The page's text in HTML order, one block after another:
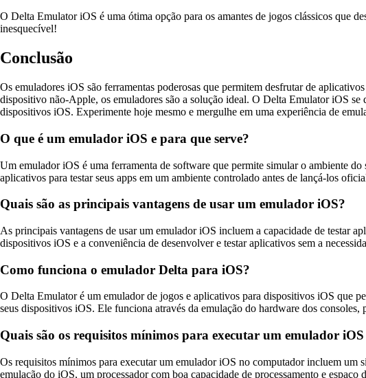
O Delta Emulator iOS é uma ótima opção para os amantes de jogos clássicos que
inesquecível!
Conclusão
Os emuladores iOS são ferramentas poderosas que permitem desfrutar de
dispositivo não-Apple, os emuladores são a solução ideal. O Delta Emulator iOS se
dispositivos iOS. Experimente hoje mesmo e mergulhe em uma experiência de
O que é um emulador iOS e para que serve?
Um emulador iOS é uma ferramenta de software que permite simular o ambiente
aplicativos para testar seus apps em um ambiente controlado antes de lançá-los
Quais são as principais vantagens de usar um emulador iOS?
As principais vantagens de usar um emulador iOS incluem a capacidade de testar
dispositivos iOS e a conveniência de desenvolver e testar aplicativos sem a
Como funciona o emulador Delta para iOS?
O Delta Emulator é um emulador de jogos e aplicativos para dispositivos iOS que
seus dispositivos iOS. Ele funciona através da emulação do hardware dos
Quais são os requisitos mínimos para executar um emulador
Os requisitos mínimos para executar um emulador iOS no computador incluem
emulação do iOS, um processador com boa capacidade de processamento e